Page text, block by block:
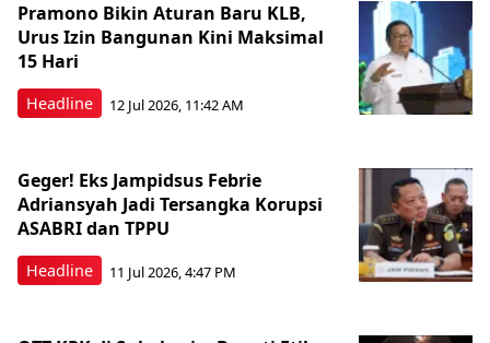
Headline
Pramono Bikin Aturan Baru KLB,
Urus Izin Bangunan Kini Maksimal
15 Hari
12 Jul 2026, 11:42 AM
Headline
Geger! Eks Jampidsus Febrie
Adriansyah Jadi Tersangka Korupsi
ASABRI dan TPPU
11 Jul 2026, 4:47 PM